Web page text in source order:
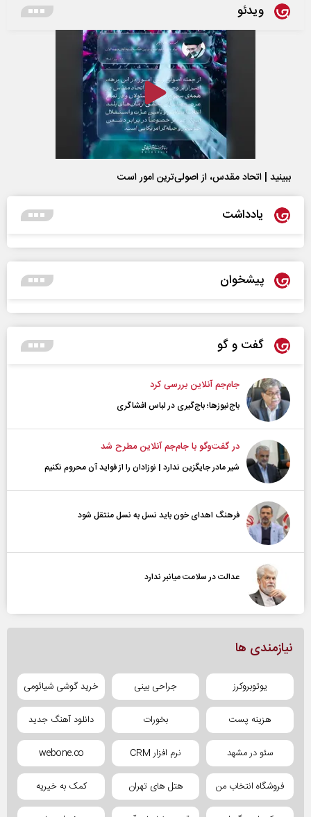
ویدئو
ببینید | اتحاد مقدس، از اصولی‌ترین امور است
یادداشت
پیشخوان
گفت و گو
جام‌جم آنلاین بررسی کرد
باج‌نیوزها؛ باج‌گیری در لباس افشاگری
در گفت‌و‌گو با جام‌جم آنلاین مطرح شد
شیر مادر جایگزین ندارد | نوزادان را از فواید آن محروم نکنیم
فرهنگ اهدای خون باید نسل به نسل منتقل شود
عدالت در سلامت میانبر ندارد
نیازمندی ها
یوتوبروکرز جراحی بینی خرید گوشی شیائومی
هزینه پست بخورات دانلود آهنگ جدید
سئو در مشهد نرم افزار CRM webone.co
فروشگاه انتخاب من هتل های تهران کمک به خیریه